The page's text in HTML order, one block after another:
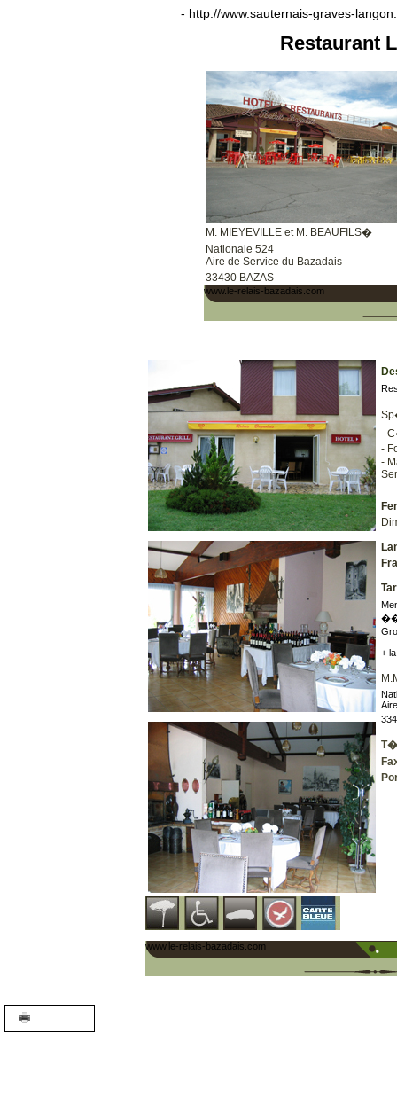
- http://www.sauternais-graves-
Restaurant
M. MIEYEVILLE et M. BEAUFILS�
Nationale 524
Aire de Service du Bazadais
33430 BAZAS
www.le-relais-bazadais.com
-
-
-
+
www.le-relais-bazadais.com